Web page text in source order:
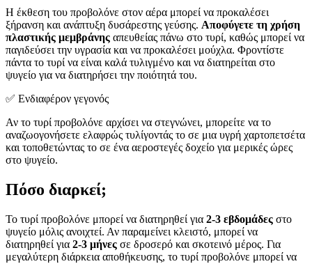
Η έκθεση του προβολόνε στον αέρα μπορεί να προκαλέσει
ξήρανση και ανάπτυξη δυσάρεστης γεύσης. Αποφύγετε τη χρήση
πλαστικής μεμβράνης απευθείας πάνω στο τυρί, καθώς μπορεί να
παγιδεύσει την υγρασία και να προκαλέσει μούχλα. Φροντίστε
πάντα το τυρί να είναι καλά τυλιγμένο και να διατηρείται στο
ψυγείο για να διατηρήσει την ποιότητά του.
✅ Ενδιαφέρον γεγονός
Αν το τυρί προβολόνε αρχίσει να στεγνώνει, μπορείτε να το
αναζωογονήσετε ελαφρώς τυλίγοντάς το σε μια υγρή χαρτοπετσέτα
και τοποθετώντας το σε ένα αεροστεγές δοχείο για μερικές ώρες
στο ψυγείο.
Πόσο διαρκεί;
Το τυρί προβολόνε μπορεί να διατηρηθεί για 2-3 εβδομάδες στο
ψυγείο μόλις ανοιχτεί. Αν παραμείνει κλειστό, μπορεί να
διατηρηθεί για 2-3 μήνες σε δροσερό και σκοτεινό μέρος. Για
μεγαλύτερη διάρκεια αποθήκευσης, το τυρί προβολόνε μπορεί να